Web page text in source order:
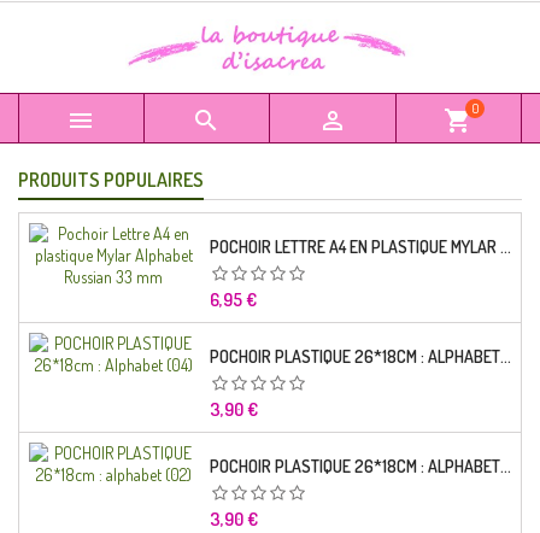
   shopping_cart0
PRODUITS POPULAIRES
POCHOIR LETTRE A4 EN PLASTIQUE MYLAR ALPHABET RUSSIAN 33 MM
Prix
6,95 €
POCHOIR PLASTIQUE 26*18CM : ALPHABET (04)
Prix
3,90 €
POCHOIR PLASTIQUE 26*18CM : ALPHABET (02)
Prix
3,90 €